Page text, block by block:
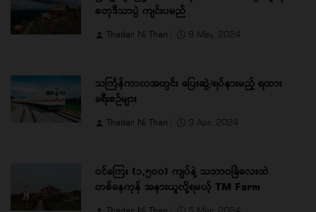
စတုဒီသာပွဲ ကျင်းပမည်
Thadar Ni Than 9 May, 2024
သင်္ကြန်ကာလအတွင်း ပြေးဆွဲ/ရပ်နားမည့် ရထား
ခရီးစဉ်များ
Thadar Ni Than 3 Apr, 2024
ဝင်ကြေး (၁,၅၀၀) ကျပ်နဲ့ သဘာ၀ခြံလေးထဲ
တစ်နေကုန် အနားယူလို့ရမယ့် TM Farm